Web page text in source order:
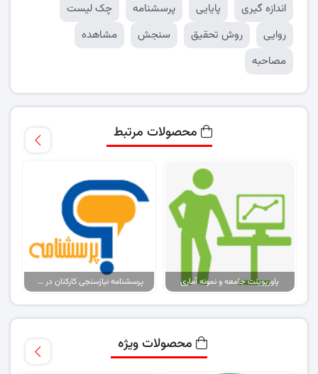
اندازه گیری
پایایی پرسشنامه
چک لیست
روایی
روش تحقیق سنجش
مشاهده
مصاحبه
محصولات مرتبط
پاورپوینت جامعه و نمونه آماری پرسشنامه نیازسنجی کارکنان در زمینه ورزش های همگانی
محصولات ویژه